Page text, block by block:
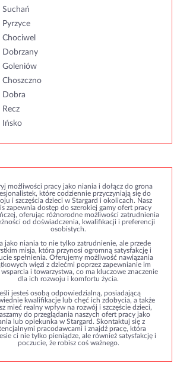
Suchań
Pyrzyce
Chociwel
Dobrzany
Goleniów
Choszczno
Dobra
Recz
Ińsko
możliwości pracy jako niania i dołącz do grona
które codziennie przyczyniają się do
i szczęścia dzieci w Stargard i okolicach. Nasz
zapewnia dostęp do szerokiej gamy ofert pracy
oferując różnorodne możliwości zatrudnienia
od doświadczenia, kwalifikacji i preferencji
osobistych.
jako niania to nie tylko zatrudnienie, ale przede
misja, która przynosi ogromną satysfakcję i
spełnienia. Oferujemy możliwość nawiązania
więzi z dziećmi poprzez zapewnianie im
i towarzystwa, co ma kluczowe znaczenie
dla ich rozwoju i komfortu życia.
jesteś osobą odpowiedzialną, posiadającą
kwalifikacje lub chęć ich zdobycia, a także
mieć realny wpływ na rozwój i szczęście dzieci,
do przeglądania naszych ofert pracy jako
lub opiekunka w Stargard. Skontaktuj się z
pracodawcami i znajdź pracę, która
ci nie tylko pieniądze, ale również satysfakcję i
poczucie, że robisz coś ważnego.